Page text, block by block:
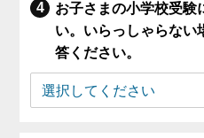
お子さまの小学校受験
い。いらっしゃらない
答ください。